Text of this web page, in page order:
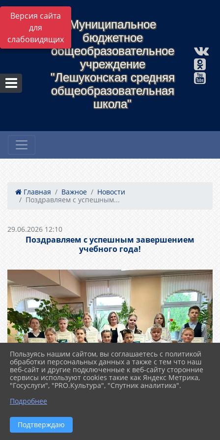
Версия сайта
для
слабовидящих
Муниципальное
бюджетное
общеобразовательное
учреждение
"Лешуконская средняя
общеобразовательная
школа"
Главная Важное
Новости
Поздравляем с успешным...
29.06.2026 12:10
Поздравляем с успешным завершением
учебного года!
Пользуясь нашим сайтом, вы соглашаетесь с политикой
обработки персональных данных а также с тем что наш
веб-сайт и другие подключенные к веб-сайту сторонние
сервисы используют cookies такие как Яндекс Метрика,
"Госуслуги", "PRO.Культура", "Спутник аналитика".
Подробнее
Подтверждаю